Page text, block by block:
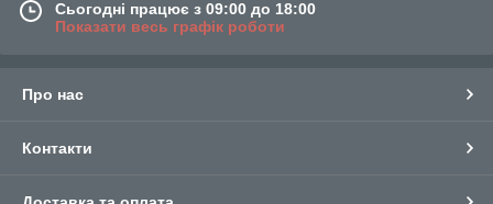
Сьогодні працює з 09:00 до 18:00
Показати весь графік роботи
Про нас
Контакти